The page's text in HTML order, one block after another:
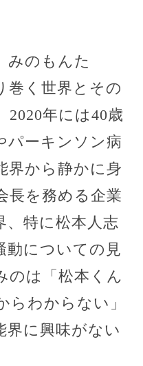
みのもんた
巻く世界とその
2020年には40歳
パーキンソン病
界から静かに身
長を務める企業
、特に松本人志
動についての見
のは「松本くん
らわからない」
界に興味がない